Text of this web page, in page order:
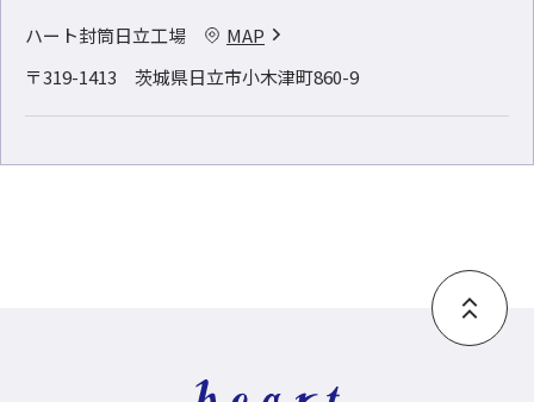
ハート封筒日立工場
〒319-1413 茨城県日立市小木津町860-9
MAP